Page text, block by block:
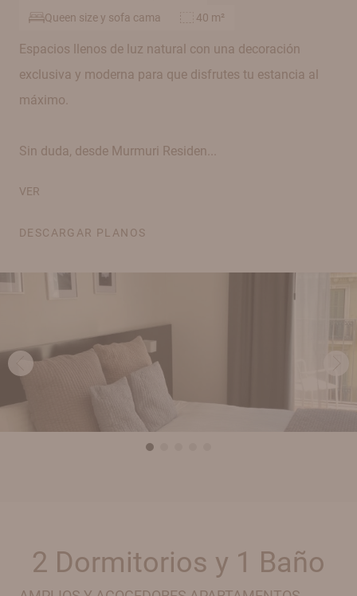
Queen size y sofa cama
40 m²
Espacios llenos de luz natural con una decoración
exclusiva y moderna para que disfrutes tu estancia al
máximo.
Sin duda, desde Murmuri Residen...
VER
DESCARGAR PLANOS
2 Dormitorios y 1 Baño